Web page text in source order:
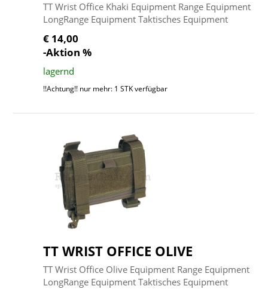
TT Wrist Office Khaki Equipment Range Equipment
LongRange Equipment Taktisches Equipment
€ 14,00
-Aktion %
lagernd
!!Achtung!! nur mehr: 1 STK verfügbar
TT WRIST OFFICE OLIVE
TT Wrist Office Olive Equipment Range Equipment
LongRange Equipment Taktisches Equipment